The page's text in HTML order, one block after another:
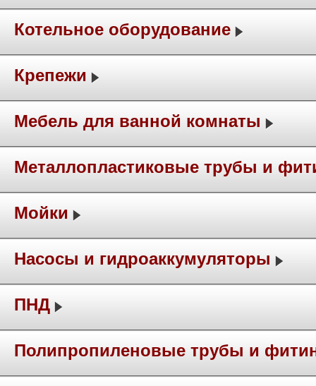
Котельное оборудование
Крепежи
Мебель для ванной комнаты
Металлопластиковые трубы и
Мойки
Насосы и гидроаккумуляторы
ПНД
Полипропиленовые трубы и